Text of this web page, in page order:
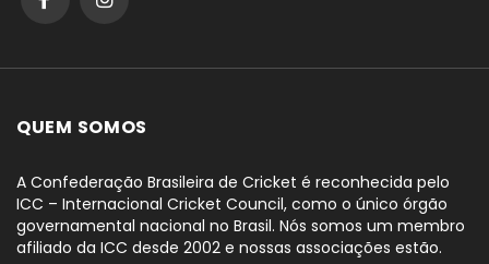
QUEM SOMOS
A Confederação Brasileira de Cricket é reconhecida pelo
ICC – Internacional Cricket Council, como o único órgão
governamental nacional no Brasil. Nós somos um membro
afiliado da ICC desde 2002 e nossas associações estão.